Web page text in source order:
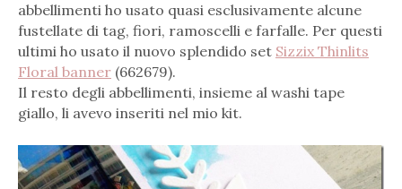
abbellimenti ho usato quasi esclusivamente alcune
fustellate di tag, fiori, ramoscelli e farfalle. Per questi
ultimi ho usato il nuovo splendido set Sizzix Thinlits
Floral banner (662679).
Il resto degli abbellimenti, insieme al washi tape
giallo, li avevo inseriti nel mio kit.